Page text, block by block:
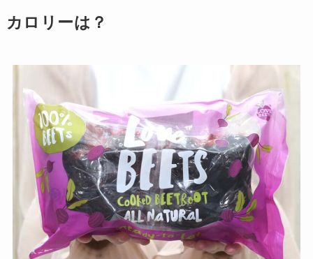
カロリーは？